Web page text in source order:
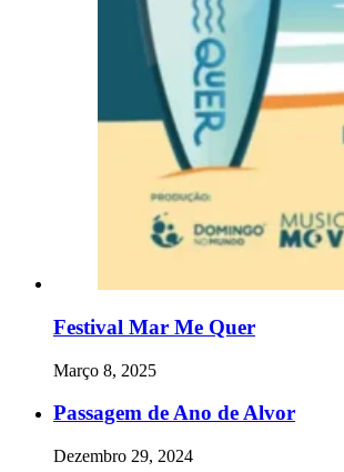
Festival Mar Me Quer
Março 8, 2025
Passagem de Ano de Alvor
Dezembro 29, 2024